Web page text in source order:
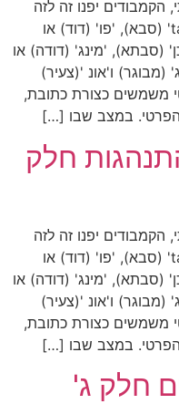
הקמבודים יפנו זה לזה
בהתאם למערכת היחסים – למשל 'ta' (סבא), 'פו' (דוד) או
(סבתא), 'מינג' (דודה) או
(מבוגר) ו'אונ '(צעיר)
משמשים כצורת כתובת,
במצב שבו […]
חלק
הקמבודים יפנו זה לזה
בהתאם למערכת היחסים – למשל 'ta' (סבא), 'פו' (דוד) או
(סבתא), 'מינג' (דודה) או
(מבוגר) ו'אונ '(צעיר)
משמשים כצורת כתובת,
במצב שבו […]
חלק ג'